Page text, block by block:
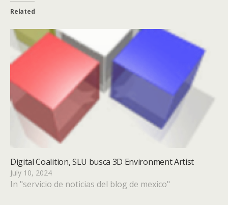
Related
Digital Coalition, SLU busca 3D Environment Artist
July 10, 2024
In "servicio de noticias del blog de mexico"